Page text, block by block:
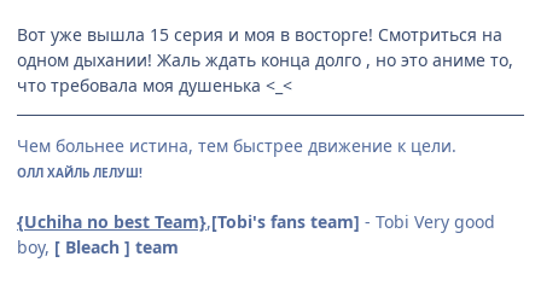
Вот уже вышла 15 серия и моя в восторге! Смотриться на
одном дыхании! Жаль ждать конца долго , но это аниме то,
что требовала моя душенька <_<
Чем больнее истина, тем быстрее движение к цели.
ОЛЛ ХАЙЛЬ ЛЕЛУШ!
{Uchiha no best Team},[Tobi's fans team] - Tobi Very good
boy, [ Bleach ] team